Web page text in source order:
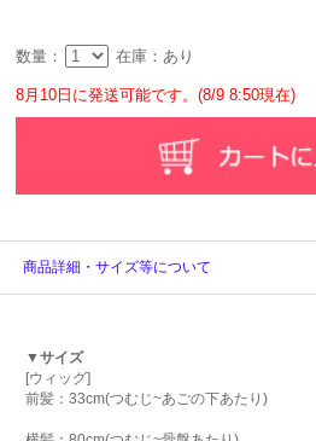
数量： 在庫：あり
8月10日に発送可能です。(8/9 8:50現在)
商品詳細・サイズ等について
▼サイズ
[ウィッグ]
前髪：33cm(つむじ~あごの下あたり)